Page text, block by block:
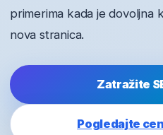
primerima kada je dovoljna
nova stranica.
Zatražite
Pogledajte